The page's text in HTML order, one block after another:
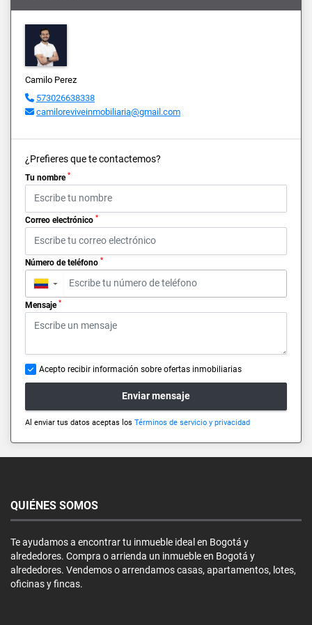
Camilo Perez
573026638338
camiloreviveinmobiliaria@gmail.com
¿Prefieres que te contactemos?
Tu nombre *
Correo electrónico *
Número de teléfono *
▼
Mensaje *
Acepto recibir información sobre ofertas inmobiliarias
Enviar mensaje
Al enviar tus datos aceptas los Términos de servicio y privacidad
QUIÉNES SOMOS
Te ayudamos a encontrar tu inmueble ideal en Bogotá y
alrededores. Compra o arrienda un inmueble en Bogotá y
alrededores. Vendemos o arrendamos casas, apartamentos, lotes,
oficinas y fincas.